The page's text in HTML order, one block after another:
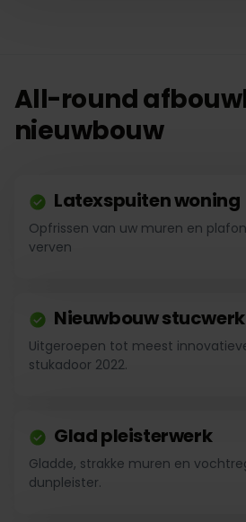
All-round
nieuwbouw
Latexspuiten woning
Opfrissen van uw muren en
verven
Nieuwbouw stucwerk
Uitgeroepen tot meest
stukadoor 2022.
Glad pleisterwerk
Gladde, strakke muren en
dunpleister.